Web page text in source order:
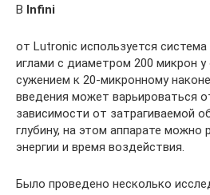
В Infini
от Lutronic используется
иглами с диаметром 200 микрон у
сужением к 20-микронному
введения может варьироваться
зависимости от затрагиваемой
глубину, на этом аппарате можно
энергии и время воздействия.
Было проведено несколько